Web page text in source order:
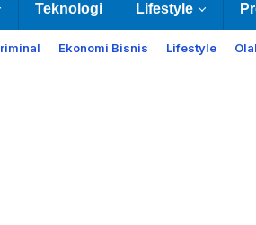
Teknologi Lifestyle
Ekonomi Bisnis Lifestyle